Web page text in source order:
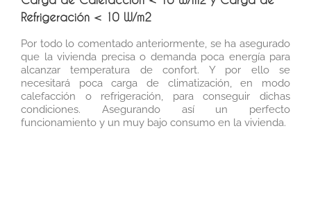
Refrigeración < 10 W/m2
Por todo lo comentado anteriormente, se ha asegurado
que la vivienda precisa o demanda poca energía para
alcanzar temperatura de confort. Y por ello se
necesitará poca carga de climatización, en modo
calefacción o refrigeración, para conseguir dichas
condiciones. Asegurando así un perfecto
funcionamiento y un muy bajo consumo en la vivienda.